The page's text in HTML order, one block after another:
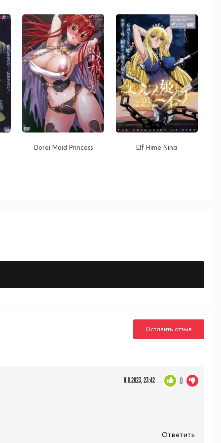
Dorei Maid Princess Elf Hime Nina
Оставить отзыв
6.11.2023, 23:42 0
Ответить